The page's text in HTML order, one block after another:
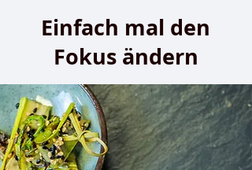
Einfach mal den
Fokus ändern